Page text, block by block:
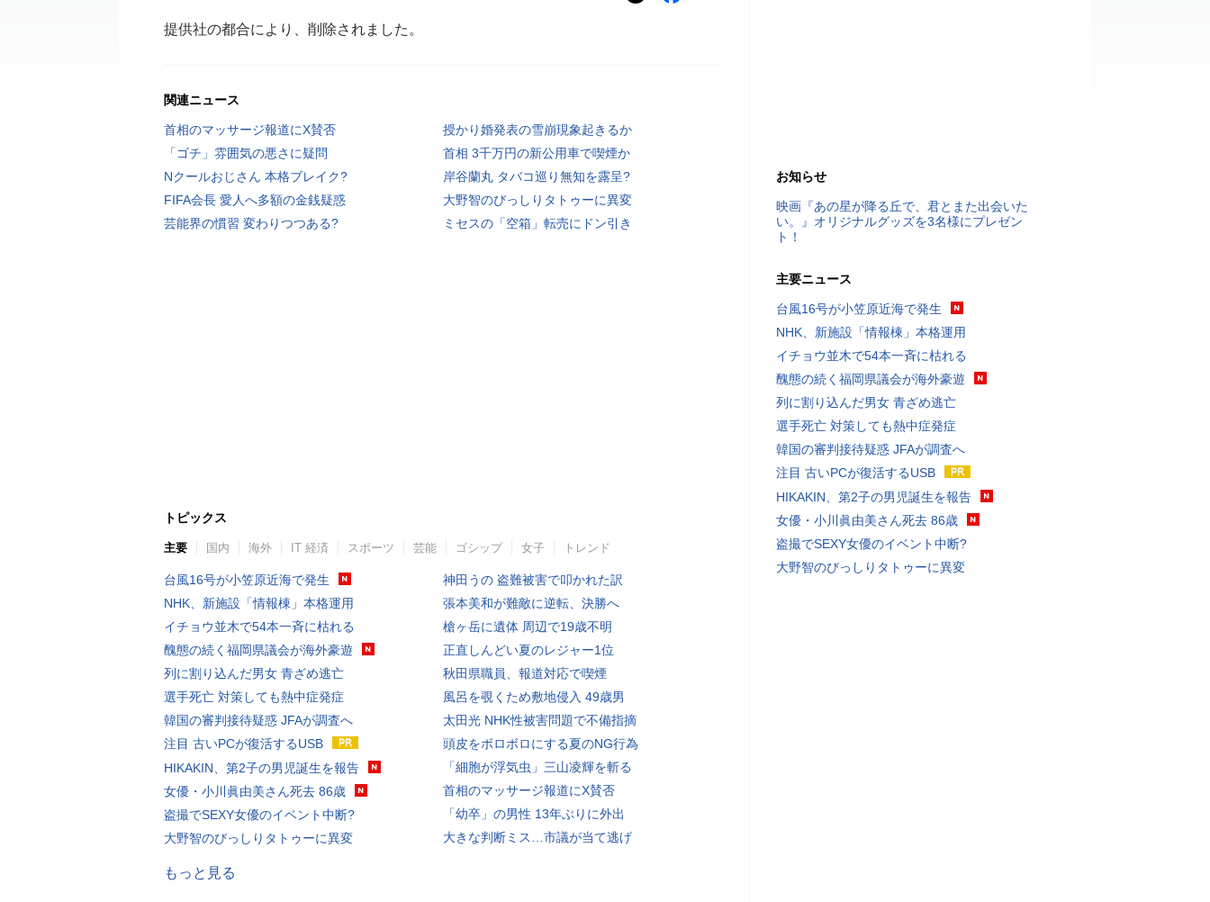
提供社の都合により、削除されました。
関連ニュース
首相のマッサージ報道にX賛否
授かり婚発表の雪崩現象起きるか
「ゴチ」雰囲気の悪さに疑問
首相 3千万円の新公用車で喫煙か
Nクールおじさん 本格ブレイク?
岸谷蘭丸 タバコ巡り無知を露呈?
FIFA会長 愛人へ多額の金銭疑惑
大野智のびっしりタトゥーに異変
芸能界の慣習 変わりつつある?
ミセスの「空箱」転売にドン引き
トピックス
主要 国内 海外 IT 経済 スポーツ 芸能 ゴシップ 女子 トレンド
台風16号が小笠原近海で発生
NHK、新施設「情報棟」本格運用
イチョウ並木で54本一斉に枯れる
醜態の続く福岡県議会が海外豪遊
列に割り込んだ男女 青ざめ逃亡
選手死亡 対策しても熱中症発症
韓国の審判接待疑惑 JFAが調査へ
注目 古いPCが復活するUSB
HIKAKIN、第2子の男児誕生を報告
女優・小川眞由美さん死去 86歳
盗撮でSEXY女優のイベント中断?
大野智のびっしりタトゥーに異変
神田うの 盗難被害で叩かれた訳
張本美和が難敵に逆転、決勝へ
槍ヶ岳に遺体 周辺で19歳不明
正直しんどい夏のレジャー1位
秋田県職員、報道対応で喫煙
風呂を覗くため敷地侵入 49歳男
太田光 NHK性被害問題で不備指摘
頭皮をボロボロにする夏のNG行為
「細胞が浮気虫」三山凌輝を斬る
首相のマッサージ報道にX賛否
「幼卒」の男性 13年ぶりに外出
大きな判断ミス…市議が当て逃げ
もっと見る
お知らせ
映画『あの星が降る丘で、君とまた出会いた
い。』オリジナルグッズを3名様にプレゼン
ト！
主要ニュース
台風16号が小笠原近海で発生
NHK、新施設「情報棟」本格運用
イチョウ並木で54本一斉に枯れる
醜態の続く福岡県議会が海外豪遊
列に割り込んだ男女 青ざめ逃亡
選手死亡 対策しても熱中症発症
韓国の審判接待疑惑 JFAが調査へ
注目 古いPCが復活するUSB
HIKAKIN、第2子の男児誕生を報告
女優・小川眞由美さん死去 86歳
盗撮でSEXY女優のイベント中断?
大野智のびっしりタトゥーに異変